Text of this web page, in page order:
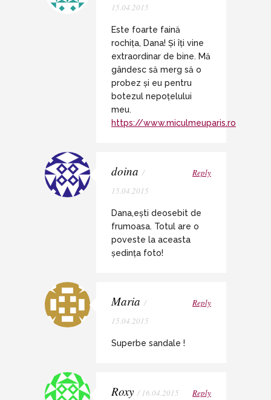
15.04.2015
Este foarte faină
rochița, Dana! Și îți vine
extraordinar de bine. Mă
gândesc să merg să o
probez și eu pentru
botezul nepoțelului
meu.
https://www.miculmeuparis.ro
doina /
15.04.2015
Reply
Dana,ești deosebit de
frumoasa. Totul are o
poveste la aceasta
ședința foto!
Maria /
15.04.2015
Reply
Superbe sandale !
Roxy / 16.04.2015 Reply